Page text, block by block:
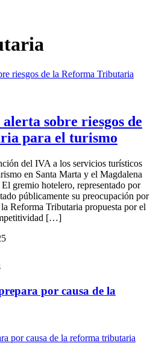
sobre riesgos de
para el turismo
del IVA a los servicios turísticos
en Santa Marta y el Magdalena
gremio hotelero, representado por
públicamente su preocupación por
Reforma Tributaria propuesta por el
[…]
por causa de la